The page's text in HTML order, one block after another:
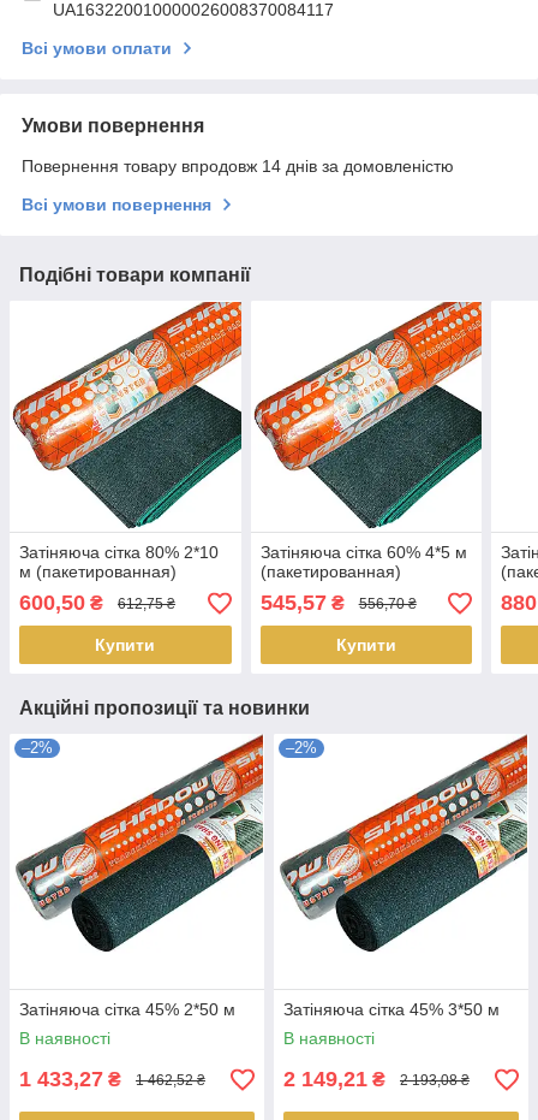
UA163220010000026008370084117
Всі умови оплати
Умови повернення
Повернення товару впродовж 14 днів за домовленістю
Всі умови повернення
Подібні товари компанії
Затіняюча сітка 80% 2*10
м (пакетированная)
600,50 ₴ 612,75 ₴
Купити
Затіняюча сітка 60% 4*5 м
(пакетированная)
545,57₴ 556,70 ₴
Купити
Акційні пропозиції та новинки
–2%
Затіняюча сітка 45% 2*50 м
В наявності
1 433,27 ₴ 1 462,52 ₴
–2%
Затіняюча сітка 45% 3*50 м
В наявності
2 149,21 ₴ 2 193,08 ₴